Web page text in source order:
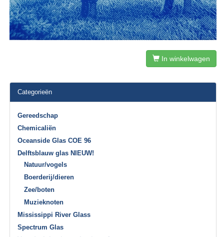
In winkelwagen
Categorieën
Gereedschap
Chemicaliën
Oceanside Glas COE 96
Delftsblauw glas NIEUW!
Natuur/vogels
Boerderij/dieren
Zee/boten
Muzieknoten
Mississippi River Glass
Spectrum Glas